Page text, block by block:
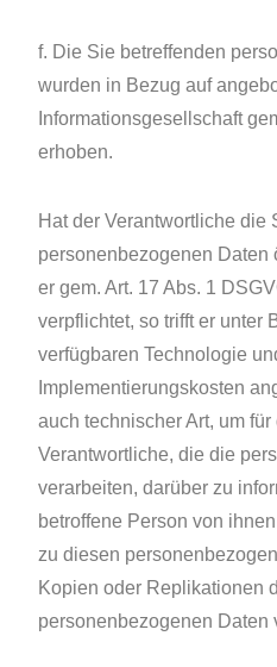
f. Die Sie betreffenden
wurden in Bezug auf
Informationsgesellschaft
erhoben.
Hat der Verantwortliche die
personenbezogenen Daten
er gem. Art. 17 Abs. 1
verpflichtet, so trifft er unter
verfügbaren Technologie
Implementierungskosten
auch technischer Art, um
Verantwortliche, die die
verarbeiten, darüber zu
betroffene Person von
zu diesen
Kopien oder Replikationen
personenbezogenen Daten